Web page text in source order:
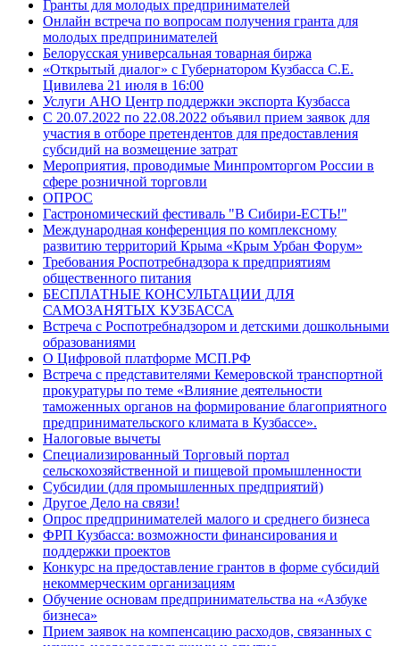
Гранты для молодых предпринимателей
Онлайн встреча по вопросам получения гранта для
молодых предпринимателей
Белорусская универсальная товарная биржа
«Открытый диалог» с Губернатором Кузбасса С.Е.
Цивилева 21 июля в 16:00
Услуги АНО Центр поддержки экспорта Кузбасса
С 20.07.2022 по 22.08.2022 объявил прием заявок для
участия в отборе претендентов для предоставления
субсидий на возмещение затрат
Мероприятия, проводимые Минпромторгом России в
сфере розничной торговли
ОПРОС
Гастрономический фестиваль "В Сибири-ЕСТЬ!"
Международная конференция по комплексному
развитию территорий Крыма «Крым Урбан Форум»
Требования Роспотребнадзора к предприятиям
общественного питания
БЕСПЛАТНЫЕ КОНСУЛЬТАЦИИ ДЛЯ
САМОЗАНЯТЫХ КУЗБАССА
Встреча с Роспотребнадзором и детскими дошкольными
образованиями
О Цифровой платформе МСП.РФ
Встреча с представителями Кемеровской транспортной
прокуратуры по теме «Влияние деятельности
таможенных органов на формирование благоприятного
предпринимательского климата в Кузбассе».
Налоговые вычеты
Специализированный Торговый портал
сельскохозяйственной и пищевой промышленности
Субсидии (для промышленных предприятий)
Другое Дело на связи!
Опрос предпринимателей малого и среднего бизнеса
ФРП Кузбасса: возможности финансирования и
поддержки проектов
Конкурс на предоставление грантов в форме субсидий
некоммерческим организациям
Обучение основам предпринимательства на «Азбуке
бизнеса»
Прием заявок на компенсацию расходов, связанных с